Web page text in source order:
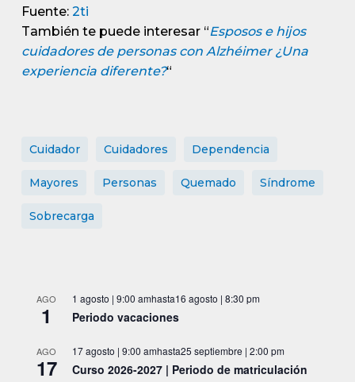
Fuente: 2ti
También te puede interesar “Esposos e hijos
cuidadores de personas con Alzhéimer ¿Una
experiencia diferente?“
Cuidador Cuidadores Dependencia
Mayores Personas Quemado Síndrome
Sobrecarga
AGO
1
1 agosto | 9:00 amhasta16 agosto | 8:30 pm
Periodo vacaciones
AGO
17
17 agosto | 9:00 amhasta25 septiembre | 2:00 pm
Curso 2026-2027 | Periodo de matriculación